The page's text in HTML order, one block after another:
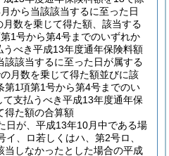
から当該該当するに至った日
数を乗じて得た額、該当する
1号から第4号までのいずれか
べき平成13年度通年保険料額
該該当するに至った日が属する
月数を乗じて得た額並びに該
第1項第1号から第4号までのい
支払うべき平成13年度通年保
得た額の合算額
日が、平成13年10月中である場
、ロ若しくはハ、第2号ロ、
当しなかったとした場合の平成